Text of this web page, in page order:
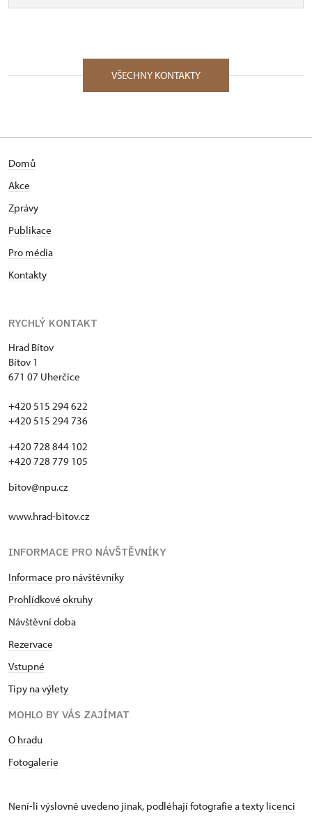
VŠECHNY KONTAKTY
Domů
Akce
Zprávy
Publikace
Pro média
Kontakty
RYCHLÝ KONTAKT
Hrad Bítov
Bítov 1
671 07 Uherčice
+420 515 294 622
+420 515 294 736
+420 728 844 102
+420 728 779 105
bitov@npu.cz
www.hrad-bitov.cz
INFORMACE PRO NÁVŠTĚVNÍKY
Informace pro návštěvníky
Prohlídkové okruhy
Návštěvní doba
Rezervace
Vstupné
Tipy na výlety
MOHLO BY VÁS ZAJÍMAT
O hradu
Fotogalerie
Není-li výslovně uvedeno jinak, podléhají fotografie a texty licenci